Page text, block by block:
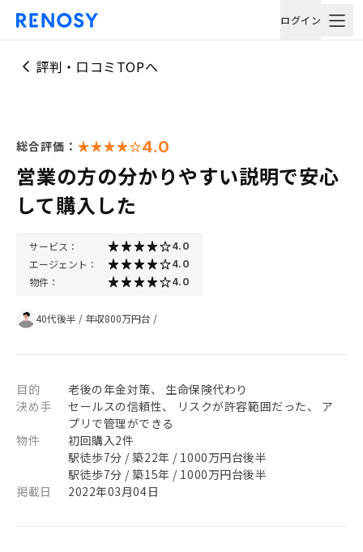
ログイン
評判・口コミTOPへ
総合評価： 4.0
営業の方の分かりやすい説明で安心
して購入した
サービス： 4.0
エージェント： 4.0
物件： 4.0
40代後半 / 年収800万円台 /
目的
老後の年金対策、 生命保険代わり
決め手
セールスの信頼性、 リスクが許容範囲だった、 ア
プリで管理ができる
物件
初回購入2件
駅徒歩7分 / 築22年 / 1000万円台後半
駅徒歩7分 / 築15年 / 1000万円台後半
掲載日
2022年03月04日